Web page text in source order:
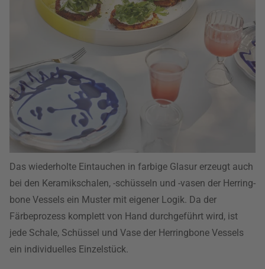
Das wiederholte Eintauchen in farbige Glasur erzeugt auch
bei den Keramikschalen, -schüsseln und -vasen der Herring-
bone Vessels ein Muster mit eigener Logik. Da der
Färbeprozess komplett von Hand durchgeführt wird, ist
jede Schale, Schüssel und Vase der Herringbone Vessels
ein individuelles Einzelstück.